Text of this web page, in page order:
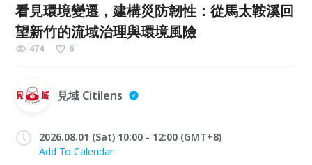
看見環境變遷，建構災防韌性：從馬太鞍溪回
望新竹的流域治理與環境風險
474 6
見域 Citilens
2026.08.01 (Sat) 10:00 - 12:00 (GMT+8)
Add To Calendar